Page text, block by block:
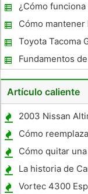
¿Cómo
hidromasaje
Cómo
dirección
Avalancha
Toyota Tacoma
Fundamentos
encendido
Artículo caliente
2003 Nissan
Cómo
Billet
Cómo quitar
La historia de
Vortec 4300